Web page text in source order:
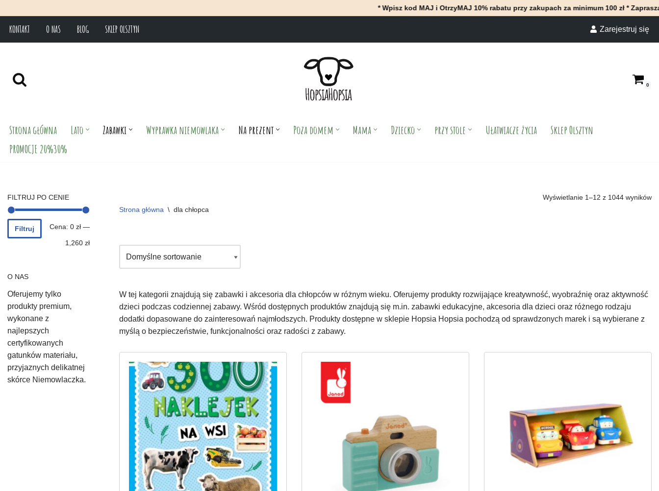
* Wpisz kod MAJ i OtrzyMAJ 10% rabatu przy zakupach za minimum 100 zł * Zapraszamy do
Przejdź
KONTAKT O NAS BLOG SKLEP OLSZTYN Zarejestruj się
0
Strona główna Lato Zabawki Wyprawka niemowlaka Na prezent Poza domem Mama Dziecko przy stole Ułatwiacze życia
Sklep Olsztyn
PROMOCJE 20%30%
FILTRUJ PO CENIE
Filtruj Cena:0 zł —
1,260 zł
O NAS
Oferujemy tylko
produkty premium,
wykonane z
najlepszych
certyfikowanych
gatunków materiału,
przyjaznych delikatnej
skórce Niemowlaczka.
Strona główna \ dla chłopca
Wyświetlanie 1–12 z 1044 wyników
W tej kategorii znajdują się zabawki i akcesoria dla chłopców w różnym wieku. Oferujemy produkty rozwijające kreatywność, wyobraźnię oraz aktywność
dzieci podczas codziennej zabawy. Wśród dostępnych produktów znajdują się m.in. zabawki edukacyjne, akcesoria dla dzieci oraz różnego rodzaju
dodatki dopasowane do zainteresowań najmłodszych. Produkty dostępne w sklepie Hopsia Hopsia pochodzą od sprawdzonych marek i są wybierane z
myślą o bezpieczeństwie, funkcjonalności oraz radości z zabawy.